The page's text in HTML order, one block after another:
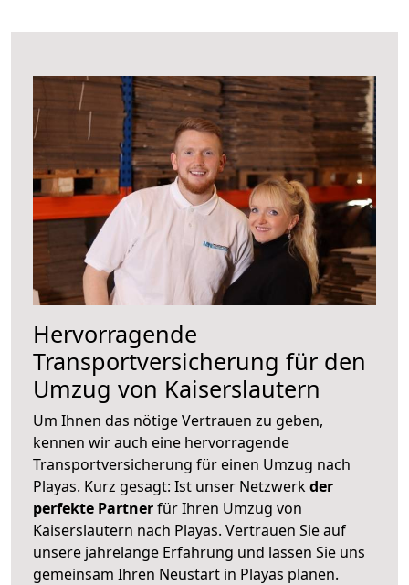
Hervorragende
Transportversicherung für den
Umzug von Kaiserslautern
Um Ihnen das nötige Vertrauen zu geben,
kennen wir auch eine hervorragende
Transportversicherung für einen Umzug nach
Playas. Kurz gesagt: Ist unser Netzwerkder
perfekte Partnerfür Ihren Umzug von
Kaiserslautern nach Playas. Vertrauen Sie auf
unsere jahrelange Erfahrung und lassen Sie uns
gemeinsam Ihren Neustart in Playas planen.